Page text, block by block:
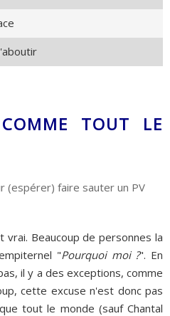
TOUT LE
Beaucoup de personnes la
"Pourquoi moi ?". En
il y a des exceptions, comme
cette excuse n'est donc pas
tout le monde (sauf Chantal